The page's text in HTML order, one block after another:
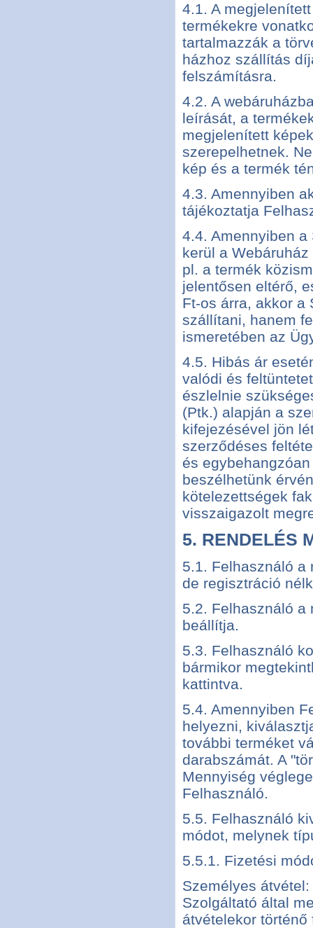
4.1. A
termékekre
tartalmazzák a
házhoz szállítás
felszámításra.
4.2. A
leírását, a
megjelenített
szerepelhetnek.
kép és a termék
4.3. Amennyiben
tájékoztatja
4.4. Amennyiben
kerül a
pl. a termék
jelentősen eltérő,
Ft-os árra, akkor a
szállítani, hanem
ismeretében az
4.5. Hibás ár
valódi és
észlelnie
(Ptk.) alapján a
kifejezésével jön
szerződéses
és
beszélhetünk
kötelezettségek
visszaigazolt
5. RENDELÉS
5.1. Felhasználó a
de regisztráció
5.2. Felhasználó a
beállítja.
5.3. Felhasználó
bármikor
kattintva.
5.4. Amennyiben
helyezni,
további terméket
darabszámát. A
Mennyiség
Felhasználó.
5.5. Felhasználó
módot, melynek
5.5.1. Fizetési
Személyes
Szolgáltató által
átvételekor